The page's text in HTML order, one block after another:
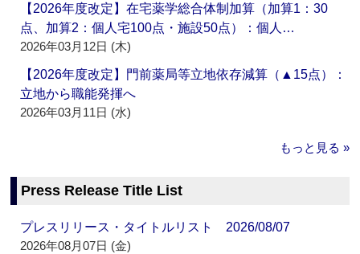
【2026年度改定】在宅薬学総合体制加算（加算1：30
点、加算2：個人宅100点・施設50点）：個人…
2026年03月12日 (木)
【2026年度改定】門前薬局等立地依存減算（▲15点）：
立地から職能発揮へ
2026年03月11日 (水)
もっと見る »
Press Release Title List
プレスリリース・タイトルリスト 2026/08/07
2026年08月07日 (金)